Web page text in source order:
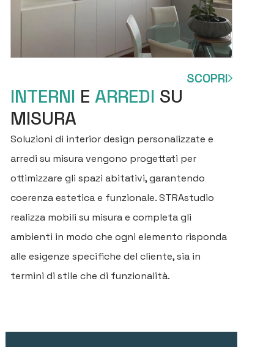
SCOPRI
INTERNI E ARREDI SU
MISURA
Soluzioni di interior design personalizzate e
arredi su misura vengono progettati per
ottimizzare gli spazi abitativi, garantendo
coerenza estetica e funzionale. STRAstudio
realizza mobili su misura e completa gli
ambienti in modo che ogni elemento risponda
alle esigenze specifiche del cliente, sia in
termini di stile che di funzionalità.